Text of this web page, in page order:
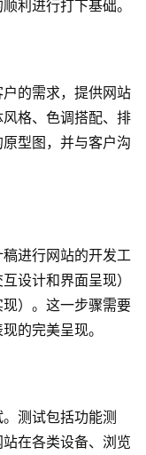
利进行打下基础。
的需求，提供网站
格、色调搭配、排
型图，并与客户沟
进行网站的开发工
设计和界面呈现）
）。这一步骤需要
的完美呈现。
测试包括功能测
在各类设备、浏览